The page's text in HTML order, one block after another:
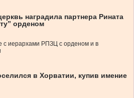
наградила партнера Рината
орденом
с иерархами РПЗЦ с орденом и в
в Хорватии, купив имение